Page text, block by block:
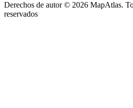
Derechos de autor© 2026 MapAtlas.
reservados